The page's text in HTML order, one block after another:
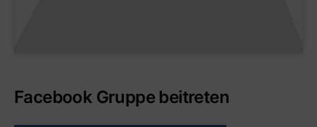
Facebook Gruppe beitreten